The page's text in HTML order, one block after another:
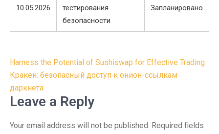
10.05.2026
тестирования
безопасности
Запланировано
Post
navigation
Harness the Potential of Sushiswap for Effective Trading
Кракен: безопасный доступ к онион-ссылкам
даркнета
Leave a Reply
Your email address will not be published. Required fields